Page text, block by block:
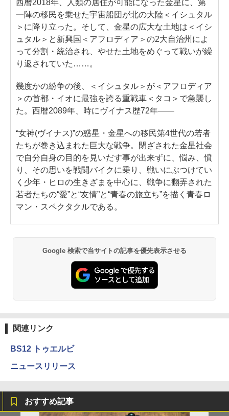
西暦2018年、人類の居住が可能になった金星に、第
一陣の移民を乗せた宇宙船団が北の大陸＜イシュタル
＞に降り立った。そして、金星の広大な土地は＜イシ
ュタル＞と新興国＜アフロディア＞の2大自治州によ
って分割・統治され、やせた土地をめぐって戦いが繰
り返されていた……。
幾度かの紛争の後、＜イシュタル＞が＜アフロディア
＞の首都・イオに最強を誇る重戦車＜タコ＞で急襲し
た。西暦2089年、時にヴイナス歴72年――
“女神(ヴイナス)”の惑星・金星への移民第4世代の若者
たちが巻き込まれた巨大な戦争。閉ざされた金星社会
で自分自身の目的を見いだす事が出来ずに、悩み、憤
り、その思いを戦闘バイクに乗り、戦いにぶつけてい
く少年・ヒロの生きざまを中心に、戦争に翻弄された
若者たちの“愛”と“友情”と“青春の旅立ち”を描く青春ロ
マン・スペクタクルである。
Google 検索で当サイトの記事を優先表示させる
関連リンク
BS12 トゥエルビ
ニュースリリース
おすすめ記事